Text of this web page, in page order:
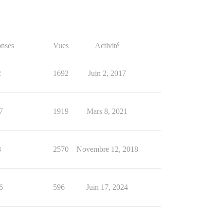
Vues Activité
1692 Juin 2, 2017
1919 Mars 8, 2021
2570 Novembre 12, 2018
596 Juin 17, 2024